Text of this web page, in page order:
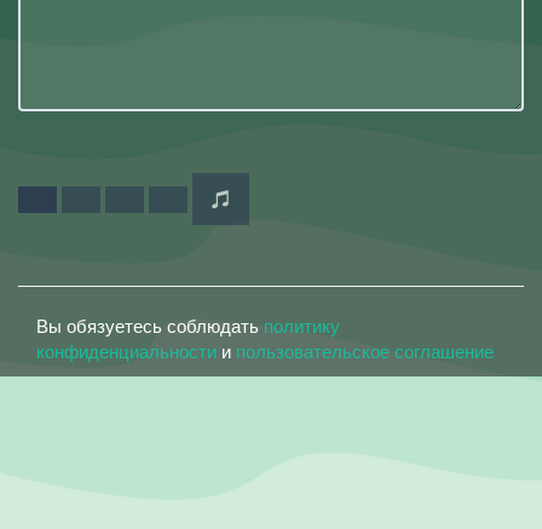
Вы обязуетесь соблюдать политику
конфиденциальности и пользовательское соглашение